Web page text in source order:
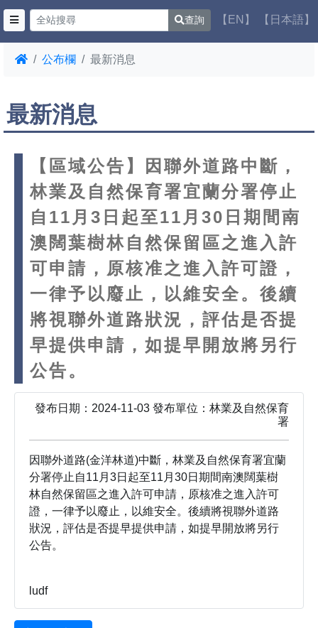
查詢 【EN】 【日本語】
公布欄 最新消息
最新消息
【區域公告】因聯外道路中斷，
林業及自然保育署宜蘭分署停止
自11月3日起至11月30日期間南
澳闊葉樹林自然保留區之進入許
可申請，原核准之進入許可證，
一律予以廢止，以維安全。後續
將視聯外道路狀況，評估是否提
早提供申請，如提早開放將另行
公告。
發布日期：2024-11-03 發布單位：林業及自然保育
署
因聯外道路(金洋林道)中斷，林業及自然保育署宜蘭
分署停止自11月3日起至11月30日期間南澳闊葉樹
林自然保留區之進入許可申請，原核准之進入許可
證，一律予以廢止，以維安全。後續將視聯外道路
狀況，評估是否提早提供申請，如提早開放將另行
公告。
ludf